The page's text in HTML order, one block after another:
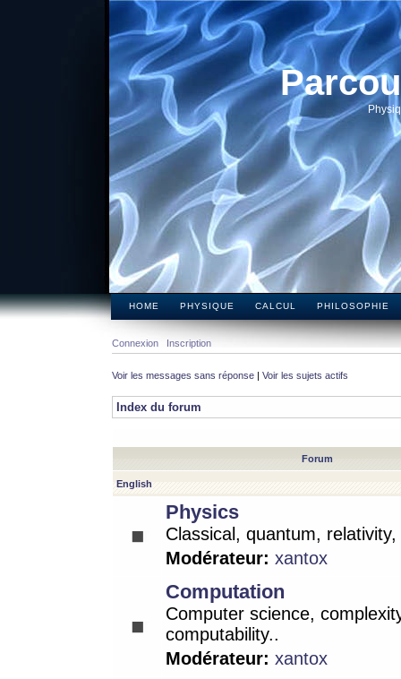
HOME PHYSIQUE CALCUL PHILOSOPHIE
Connexion Inscription
Voir les messages sans réponse | Voir les sujets actifs
Index du forum
Forum
English
Physics
Classical, quantum,
Modérateur: xantox
Computation
Computer science,
computability..
Modérateur: xantox